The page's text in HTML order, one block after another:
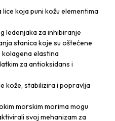
koja puni kožu elementima
ledenjaka za inhibiranje
stanica koje su oštećene
kolagena elastina
za antioksidans i
kože, stabilizira i popravlja
morskim morima mogu
svoj mehanizam za